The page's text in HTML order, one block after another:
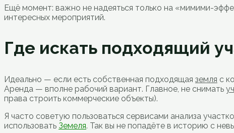
Ещё момент: важно не надеяться только на «мимими-
интересных мероприятий.
Где искать подходящий
Идеально — если есть собственная подходящая земля с
Аренда — вполне рабочий вариант. Главное, не снимать
права строить коммерческие объекты).
Я часто советую пользоваться сервисами анализа
использовать Земеля. Так вы не попадёте в историю с